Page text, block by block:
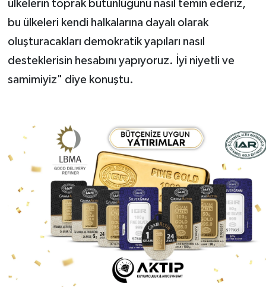
ülkelerin toprak bütünlüğünü nasıl temin ederiz,
bu ülkeleri kendi halkalarına dayalı olarak
oluşturacakları demokratik yapıları nasıl
desteklerisin hesabını yapıyoruz. İyi niyetli ve
samimiyiz" diye konuştu.